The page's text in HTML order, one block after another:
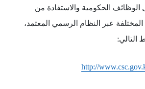
الحكومية والاستفادة من
المختلفة عبر النظام الرسمي المعتمد،
التالي:
http://